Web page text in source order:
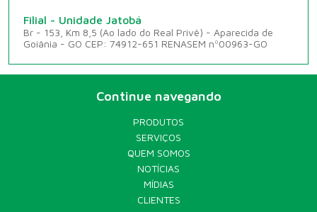
Filial - Unidade Jatobá
Br - 153, Km 8,5 (Ao lado do Real Privê) - Aparecida de
Goiânia - GO CEP: 74912-651 RENASEM nº00963-GO
Continue navegando
PRODUTOS
SERVIÇOS
QUEM SOMOS
NOTÍCIAS
MÍDIAS
CLIENTES